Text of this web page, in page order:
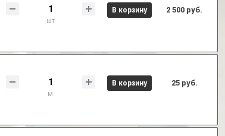
2 500 руб.
В корзину
шт
25 руб.
В корзину
м